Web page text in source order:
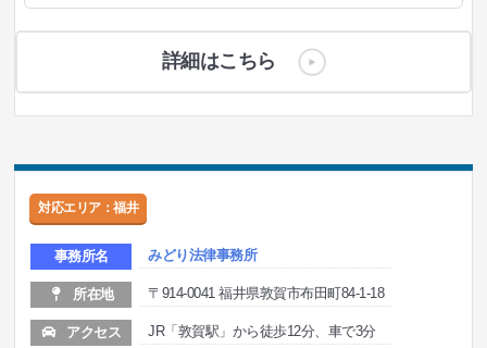
詳細はこちら
対応エリア：福井
事務所名 みどり法律事務所
所在地 〒914-0041 福井県敦賀市布田町84-1-18
アクセス JR「敦賀駅」から徒歩12分、車で3分